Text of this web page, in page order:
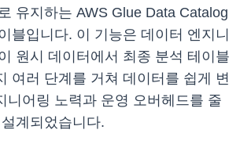
유지하는 AWS Glue Data Catalog
블입니다. 이 기능은 데이터 엔지니
원시 데이터에서 최종 분석 테이블
여러 단계를 거쳐 데이터를 쉽게 변
니어링 노력과 운영 오버헤드를 줄
계되었습니다.